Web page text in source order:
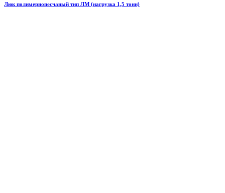
Люк полимернопесчаный тип ЛМ (нагрузка 1,5 тонн)